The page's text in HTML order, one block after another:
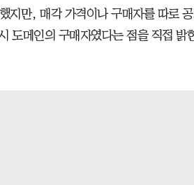
지만, 매각 가격이나 구매자를 따로 공
도메인의 구매자였다는 점을 직접 밝